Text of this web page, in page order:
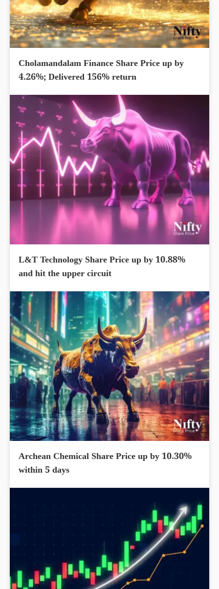
Cholamandalam Finance Share Price up by
4.26%; Delivered 156% return
L&T Technology Share Price up by 10.88%
and hit the upper circuit
Archean Chemical Share Price up by 10.30%
within 5 days